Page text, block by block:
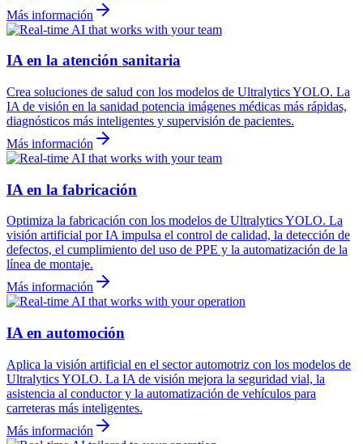
Más información
IA en la atención sanitaria
Crea soluciones de salud con los modelos de Ultralytics YOLO. La
IA de visión en la sanidad potencia imágenes médicas más rápidas,
diagnósticos más inteligentes y supervisión de pacientes.
Más información
IA en la fabricación
Optimiza la fabricación con los modelos de Ultralytics YOLO. La
visión artificial por IA impulsa el control de calidad, la detección de
defectos, el cumplimiento del uso de PPE y la automatización de la
línea de montaje.
Más información
IA en automoción
Aplica la visión artificial en el sector automotriz con los modelos de
Ultralytics YOLO. La IA de visión mejora la seguridad vial, la
asistencia al conductor y la automatización de vehículos para
carreteras más inteligentes.
Más información